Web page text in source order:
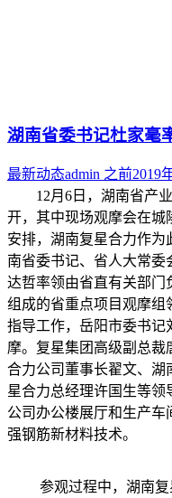
湖南省委书记杜家毫
最新动态admin 之前2019
12月6日，湖南省产业
开，其中现场观摩会在城
安排，湖南复星合力作为
南省委书记、省人大常
达哲率领由省直有关部门
组成的省重点项目观摩组
指导工作，岳阳市委书记
摩。复星集团高级副总裁
合力公司董事长翟文、湖
星合力总经理许国生等领
公司办公楼展厅和生产车
强钢筋新材料技术。
参观过程中，湖南复